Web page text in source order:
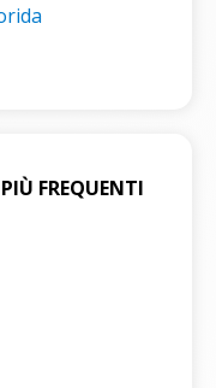
FREQUENTI